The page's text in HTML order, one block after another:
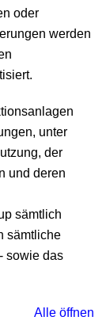
oder
werden
unter
der
und deren
sämtlich
sämtliche
sowie das
Alle öffnen